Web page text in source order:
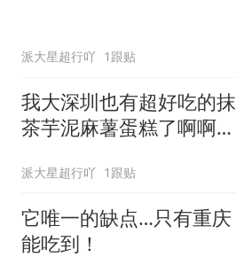
派大星超行吖 1跟贴
我大深圳也有超好吃的抹
茶芋泥麻薯蛋糕了啊啊
派大星超行吖 1跟贴
它唯一的缺点…只有重庆
能吃到！